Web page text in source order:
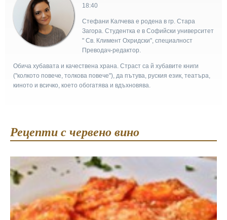
18:40
Стефани Калчева е родена в гр. Стара
Загора. Студентка е в Софийски университет
" Св. Климент Охридски", специалност
Преводач-редактор.
Обича хубавата и качествена храна. Страст са й хубавите книги
("колкото повече, толкова повече"), да пътува, руския език, театъра,
киното и всичко, което обогатява и вдъхновява.
Рецепти с червено вино